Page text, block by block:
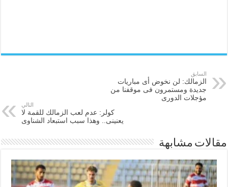
السابق
الزمالك: لن نخوض أى مباريات
جديدة ومستمرون فى موقفنا من
مؤجلات الدورى
التالي
كولر: عدم لعب الزمالك للقمة لا
يعنينى.. وهذا سبب استبعاد الشناوى
مقالات مشابهة